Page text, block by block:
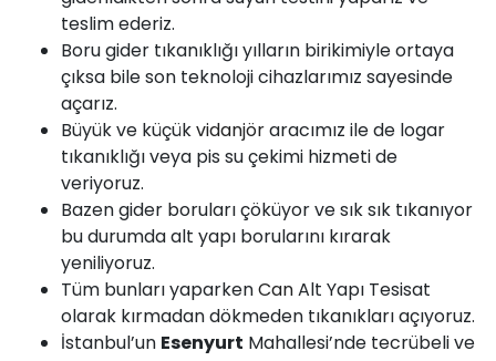
teslim ederiz.
Boru gider tıkanıklığı yılların birikimiyle ortaya
çıksa bile son teknoloji cihazlarımız sayesinde
açarız.
Büyük ve küçükvidanjöraracımız ile de logar
tıkanıklığı veya pis su çekimi hizmeti de
veriyoruz.
Bazen gider boruları çöküyor ve sık sık tıkanıyor
bu durumda alt yapı borularını kırarak
yeniliyoruz.
Tüm bunları yaparkenCanAlt Yapı Tesisat
olarak kırmadan dökmeden tıkanıkları açıyoruz.
İstanbul’un Esenyurt Mahallesi’nde tecrübeli ve